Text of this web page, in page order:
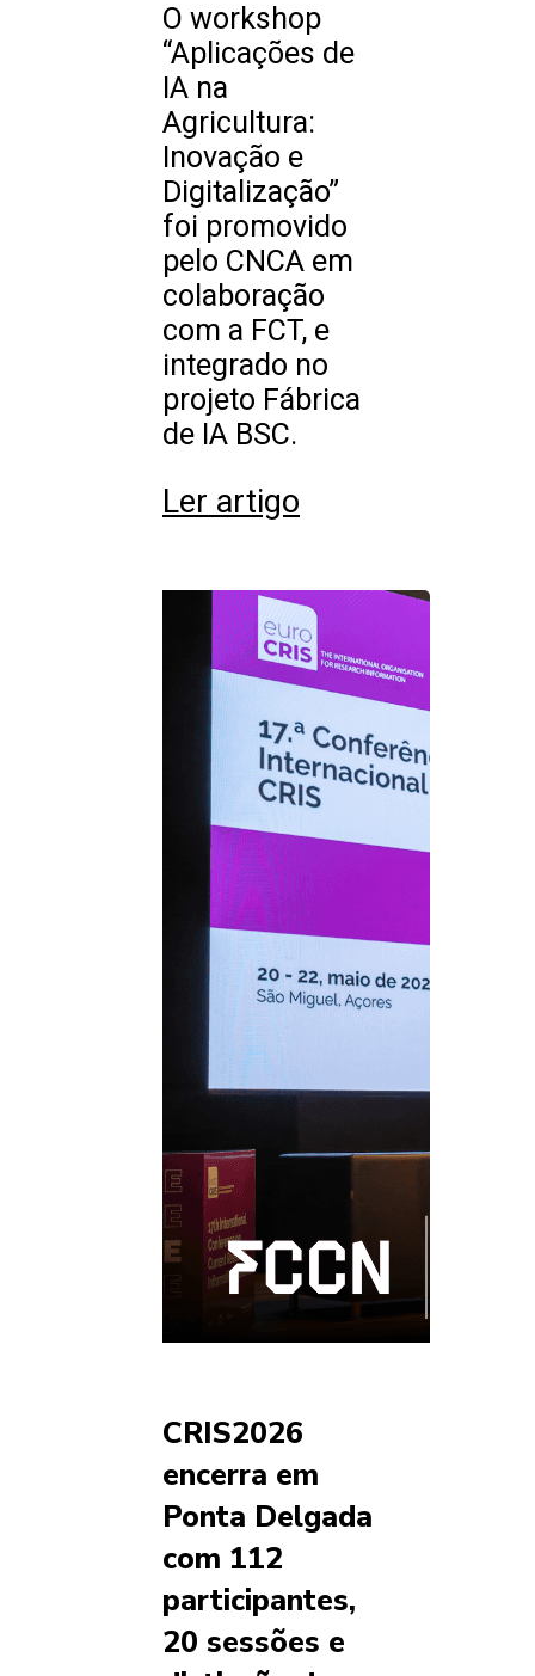
O workshop
“Aplicações de
IA na
Agricultura:
Inovação e
Digitalização”
foi promovido
pelo CNCA em
colaboração
com a FCT, e
integrado no
projeto Fábrica
de IA BSC.
Ler artigo
CRIS2026
encerra em
Ponta Delgada
com 112
participantes,
20 sessões e